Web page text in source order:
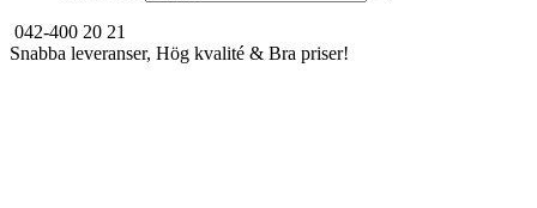
042-400 20 21
Snabba leveranser, Hög kvalité & Bra priser!